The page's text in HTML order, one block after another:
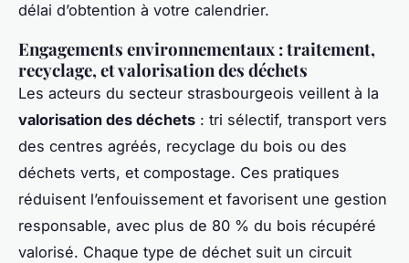
délai d’obtention à votre calendrier.
Engagements environnementaux : traitement,
recyclage, et valorisation des déchets
Les acteurs du secteur strasbourgeois veillent à la
valorisation des déchets : tri sélectif, transport vers
des centres agréés, recyclage du bois ou des
déchets verts, et compostage. Ces pratiques
réduisent l’enfouissement et favorisent une gestion
responsable, avec plus de 80 % du bois récupéré
valorisé. Chaque type de déchet suit un circuit